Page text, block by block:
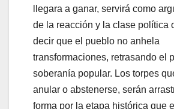
llegara a ganar, servirá como
de la reacción y la clase política
decir que el pueblo no anhela
transformaciones, retrasando el
soberanía popular. Los torpes
anular o abstenerse, serán
forma por la etapa histórica que